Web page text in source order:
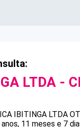
LTDA -
IBITINGA LTDA
anos, 11 meses e 7